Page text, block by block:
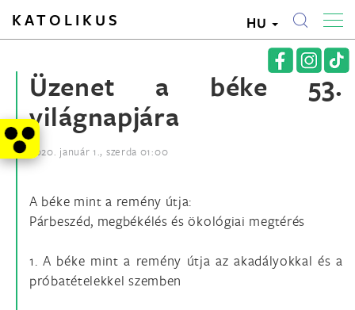
KATOLIKUS HU
Üzenet a béke 53.
világnapjára
2020. január 1., szerda 01:00
A béke mint a remény útja:
Párbeszéd, megbékélés és ökológiai megtérés
1. A béke mint a remény útja az akadályokkal és a
próbatételekkel szemben